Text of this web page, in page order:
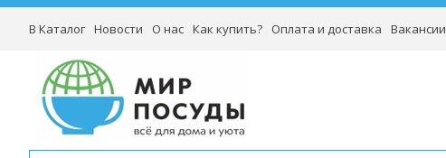
В Каталог Новости О нас Как купить? Оплата и доставка Вакансии